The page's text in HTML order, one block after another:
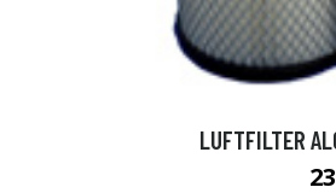
LUFTFILTER